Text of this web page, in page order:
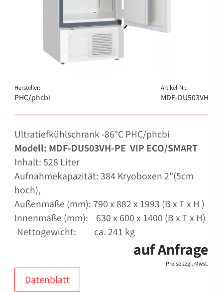
Hersteller:
PHC/phcbi
Artikel-Nr.:
MDF-DU503VH
Ultratiefkühlschrank -86°C PHC/phcbi
Modell: MDF-DU503VH-PE VIP ECO/SMART
Inhalt: 528 Liter
Aufnahmekapazität: 384 Kryoboxen 2"(5cm
hoch),
Außenmaße (mm): 790 x 882 x 1993 (B x T x H )
Innenmaße (mm): 630 x 600 x 1400 (B x T x H)
Nettogewicht: ca. 241 kg
auf Anfrage
Preise zzgl. Mwst.
Datenblatt